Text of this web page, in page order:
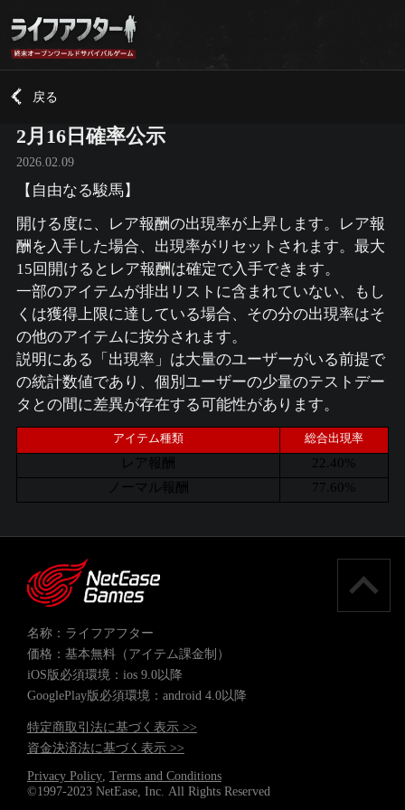
戻る
2月16日確率公示
2026.02.09
【自由なる駿馬】
開ける度に、レア報酬の出現率が上昇します。レア報
酬を入手した場合、出現率がリセットされます。最大
15回開けるとレア報酬は確定で入手できます。
一部のアイテムが排出リストに含まれていない、もし
くは獲得上限に達している場合、その分の出現率はそ
の他のアイテムに按分されます。
説明にある「出現率」は大量のユーザーがいる前提で
の統計数値であり、個別ユーザーの少量のテストデー
タとの間に差異が存在する可能性があります。
アイテム種類 総合出現率
レア報酬
22.40%
ノーマル報酬
77.60%
名称：ライフアフター
価格：基本無料（アイテム課金制）
iOS版必須環境：ios 9.0以降
GooglePlay版必須環境：android 4.0以降
特定商取引法に基づく表示 >>
資金決済法に基づく表示 >>
Privacy Policy, Terms and Conditions
©1997-2023 NetEase, Inc. All Rights Reserved